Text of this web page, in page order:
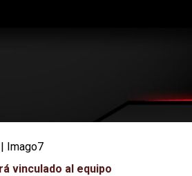
Imago7
vinculado al equipo